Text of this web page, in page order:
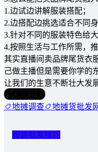
1.边试边讲解服装搭配；
2.边搭配边挑选适合不同
3.针对不同的服装特色给
4.按照生活与工作所需，
其实直播间卖品牌尾货衣
己做主播但是需要你学的
让我们的生意不断壮大发展
地摊调查 地摊货批发
服装批发技巧